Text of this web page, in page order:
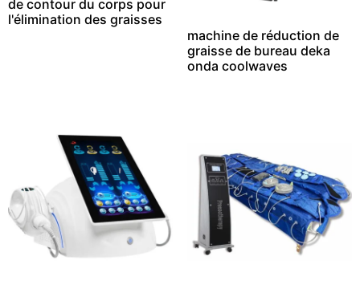
de contour du corps pour
l'élimination des graisses
machine de réduction de
graisse de bureau deka
onda coolwaves